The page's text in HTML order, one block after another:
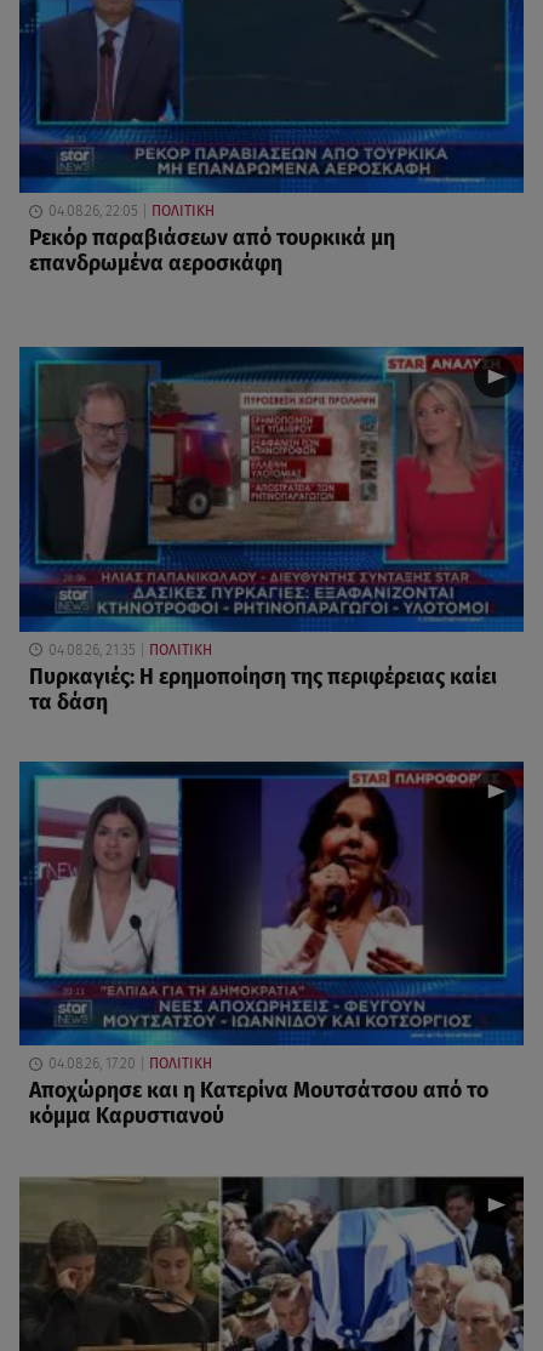
04.08.26, 22:05 ΠΟΛΙΤΙΚΗ
Ρεκόρ παραβιάσεων από τουρκικά μη
επανδρωμένα αεροσκάφη
04.08.26, 21:35 ΠΟΛΙΤΙΚΗ
Πυρκαγιές: Η ερημοποίηση της περιφέρειας καίει
τα δάση
04.08.26, 17:20 ΠΟΛΙΤΙΚΗ
Αποχώρησε και η Κατερίνα Μουτσάτσου από το
κόμμα Καρυστιανού